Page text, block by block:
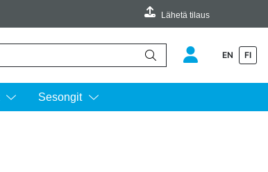
Lähetä tilaus
EN FI
Sesongit